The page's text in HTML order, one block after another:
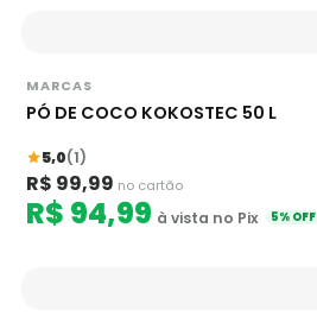
MARCAS
PÓ DE COCO KOKOSTEC 50 L
5,0(1)
R$ 99,99 no cartão
R$ 94,99 à vista no Pix 5% OFF